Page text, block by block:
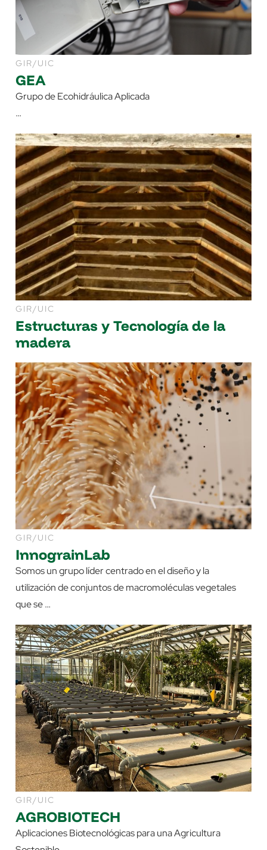
GIR/UIC
GEA
Grupo de Ecohidráulica Aplicada
…
GIR/UIC
Estructuras y Tecnología de la
madera
GIR/UIC
InnograinLab
Somos un grupo líder centrado en el diseño y la
utilización de conjuntos de macromoléculas vegetales
que se …
GIR/UIC
AGROBIOTECH
Aplicaciones Biotecnológicas para una Agricultura